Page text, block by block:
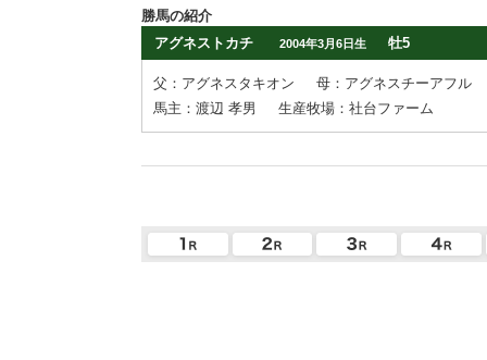
勝馬の紹介
アグネストカチ
2004年3月6日生 牡5
父：アグネスタキオン
母：アグネスチーアフル
馬主：渡辺 孝男
生産牧場：社台ファーム